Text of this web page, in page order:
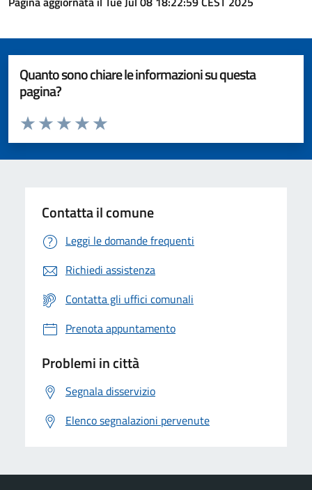
Quanto sono chiare le informazioni su questa
pagina?
Valuta da 1 a 5 stelle la pagina
Valuta 5 stelle su 5
Valuta 4 stelle su 5
Valuta 3 stelle su 5
Valuta 2 stelle su 5
Valuta 1 stelle su 5
Contatta il comune
Leggi le domande frequenti
Richiedi assistenza
Contatta gli uffici comunali
Prenota appuntamento
Problemi in città
Segnala disservizio
Elenco segnalazioni pervenute